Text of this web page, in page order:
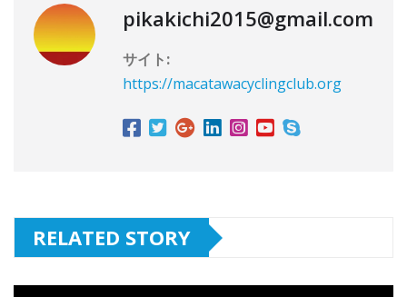
pikakichi2015@gmail.com
サイト:
https://macatawacyclingclub.org
RELATED STORY